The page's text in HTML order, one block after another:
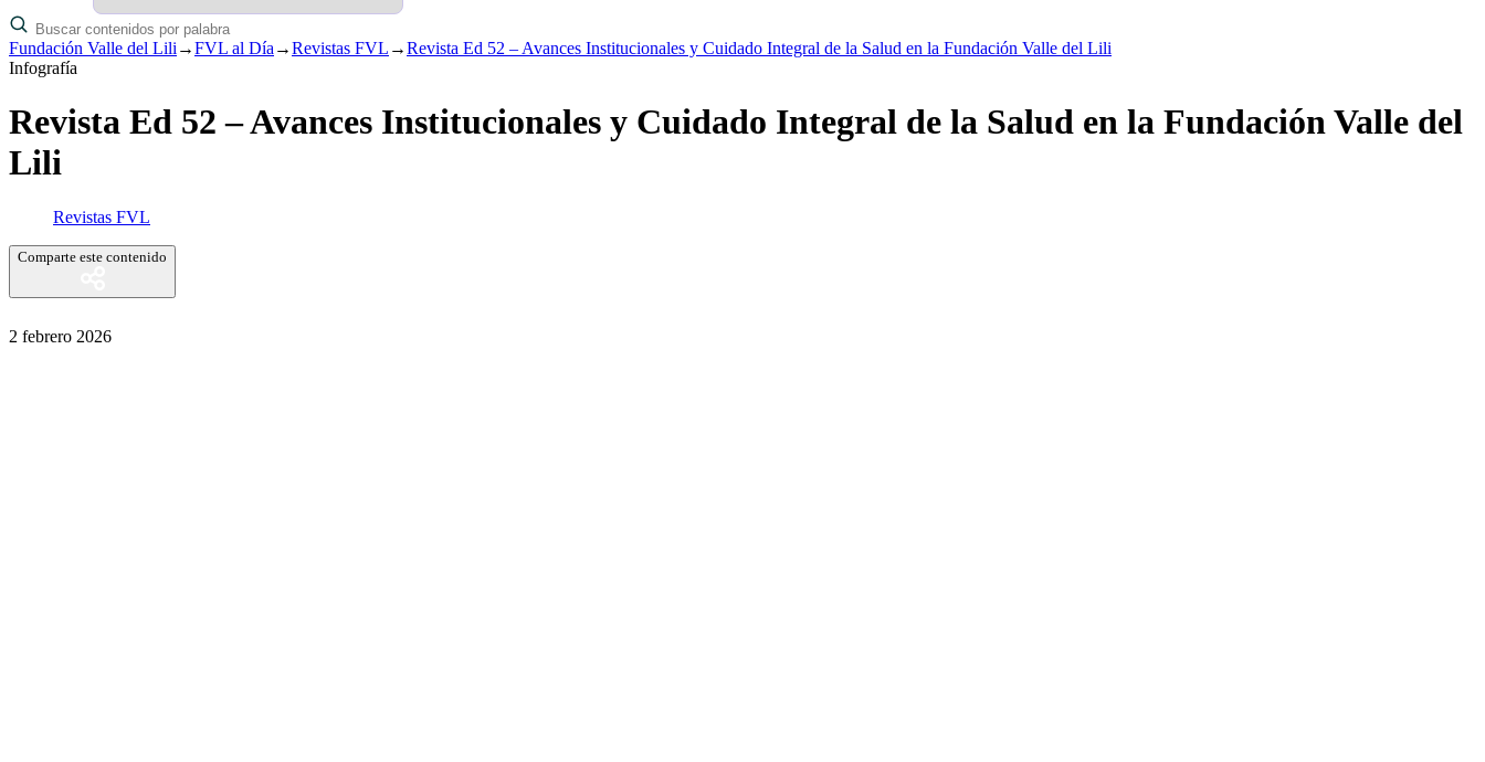
Fundación Valle del Lili →FVL al Día →Revistas FVL →Revista Ed 52 – Avances Institucionales y Cuidado Integral de la Salud en la Fundación Valle del Lili
Infografía
Revista Ed 52 – Avances Institucionales y Cuidado Integral de la Salud en la Fundación Valle del
Lili
Revistas FVL
Comparte este contenido
2 febrero 2026